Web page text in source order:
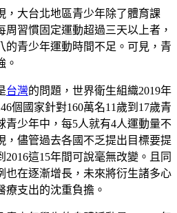
，大台北地區青少年除了體育課
習慣固定運動超過三天以上者，
的青少年運動時間不足。可見，青
。
台灣的問題，世界衛生組織2019年
個國家針對160萬名11歲到17歲青
青少年中，每5人就有4人運動量不
，儘管過去各國不乏提出目標要提
2016這15年間可說毫無改變。且同
也在逐漸增長，未來將衍生諸多心
療支出的沈重負擔。